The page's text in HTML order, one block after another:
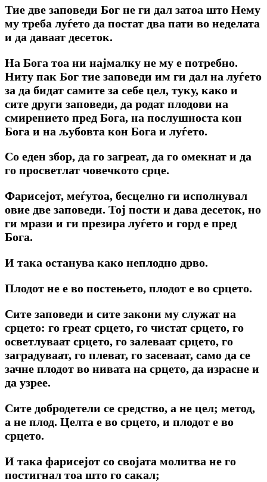
Тие две заповеди Бог не ги дал затоа што Нему
му треба луѓето да постат два пати во неделата
и да даваат десеток.
На Бога тоа ни најмалку не му е потребно.
Ниту пак Бог тие заповеди им ги дал на луѓето
за да бидат самите за себе цел, туку, како и
сите други заповеди, да родат плодови на
смирението пред Бога, на послушноста кон
Бога и на љубовта кон Бога и луѓето.
Co еден збор, да го загреат, да го омекнат и да
го просветлат човечкото срце.
Фарисејот, меѓутоа, бесцелно ги исполнувал
овие две заповеди. Тој пости и дава десеток, но
ги мрази и ги презира луѓето и горд е пред
Бога.
И така останува како неплодно дрво.
Плодот не е во постењето, плодот е во срцето.
Сите заповеди и сите закони му служат на
срцето: го греат срцетο, го чистат срцето, го
осветлуваат срцето, го залеваат срцето, го
заградуваат, го плеват, го засеваат, само да се
зачне плодот во нивата на срцето, да израсне и
да узрее.
Сите добродетели се средство, а не цел; метод,
а не плод. Целта е во срцето, и плодот е во
срцето.
И така фарисејот co својата молитва не го
постигнал тоа што го сакал;